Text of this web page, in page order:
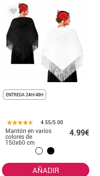
ENTREGA 24H/48H
4.55/5.00
Mantón en varios
colores de
150x60 cm
4.99€
AÑADIR